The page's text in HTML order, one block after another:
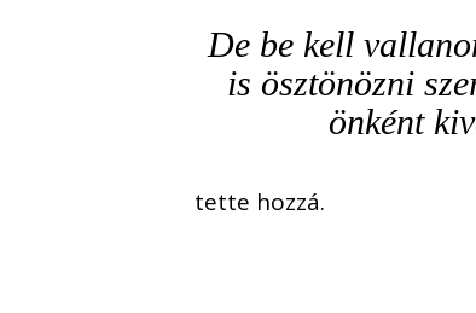
De be kell
is ösztönözni
önként
tette hozzá.